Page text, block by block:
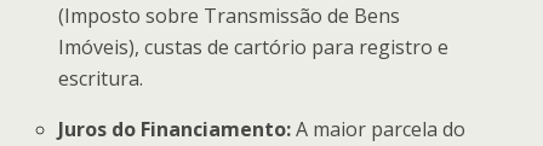
(Imposto sobre Transmissão de Bens
Imóveis), custas de cartório para registro e
escritura.
Juros do Financiamento:A maior parcela do